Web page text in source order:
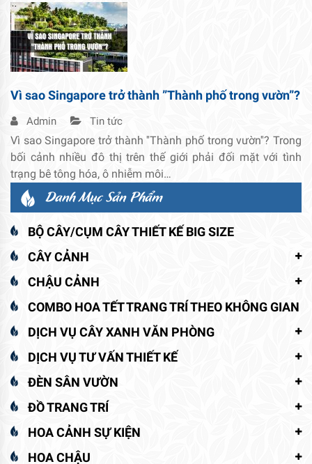
Vì sao Singapore trở thành ”Thành phố trong vườn”?
Admin Tin tức
Vì sao Singapore trở thành ''Thành phố trong vườn''? Trong
bối cảnh nhiều đô thị trên thế giới phải đối mặt với tình
trạng bê tông hóa, ô nhiễm môi…
Danh Mục Sản Phẩm
BỘ CÂY/CỤM CÂY THIẾT KẾ BIG SIZE
CÂY CẢNH
CHẬU CẢNH
COMBO HOA TẾT TRANG TRÍ THEO KHÔNG GIAN
DỊCH VỤ CÂY XANH VĂN PHÒNG
DỊCH VỤ TƯ VẤN THIẾT KẾ
ĐÈN SÂN VƯỜN
ĐỒ TRANG TRÍ
HOA CẢNH SỰ KIỆN
HOA CHẬU